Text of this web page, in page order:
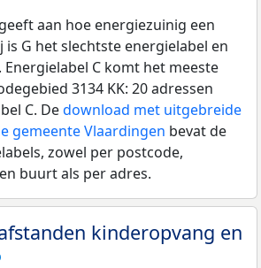
aan hoe energiezuinig een
is G het slechtste energielabel en
Energielabel C komt het meeste
3134 KK: 20 adressen
C. Dedownload met uitgebreide
gemeente Vlaardingen bevat de
zowel per postcode,
buurt als per adres.
kinderopvang en